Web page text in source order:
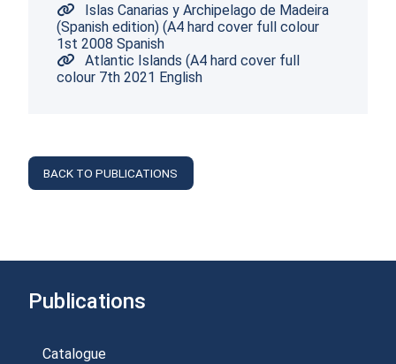
Islas Canarias y Archipelago de Madeira
(Spanish edition) (A4 hard cover full colour
1st 2008 Spanish
Atlantic Islands (A4 hard cover full
colour 7th 2021 English
BACK TO PUBLICATIONS
Publications
Catalogue